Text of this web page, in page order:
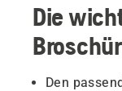
Die
Den